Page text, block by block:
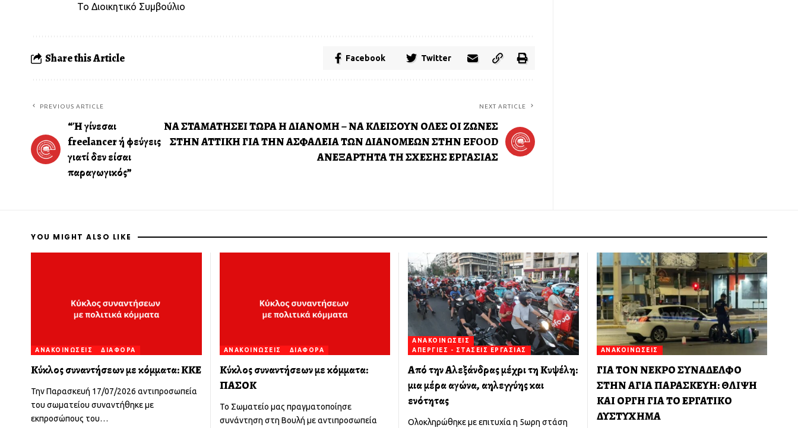
Το Διοικητικό Συμβούλιο
Share this Article Facebook Twitter
PREVIOUS ARTICLE
“Ή γίνεσαι
freelancer ή φεύγεις
γιατί δεν είσαι
παραγωγικός”
NEXT ARTICLE
ΝΑ ΣΤΑΜΑΤΗΣΕΙ ΤΩΡΑ Η ΔΙΑΝΟΜΗ – ΝΑ ΚΛΕΙΣΟΥΝ ΟΛΕΣ ΟΙ ΖΩΝΕΣ
ΣΤΗΝ ΑΤΤΙΚΗ ΓΙΑ ΤΗΝ ΑΣΦΑΛΕΙΑ ΤΩΝ ΔΙΑΝΟΜΕΩΝ ΣΤΗΝ EFOOD
ΑΝΕΞΑΡΤΗΤΑ ΤΗ ΣΧΕΣΗΣ ΕΡΓΑΣΙΑΣ
YOU MIGHT ALSO LIKE
ΑΝΑΚΟΙΝΏΣΕΙΣ ΔΙΆΦΟΡΑ
Κύκλος συναντήσεων με κόμματα: ΚΚΕ
Την Παρασκευή 17/07/2026 αντιπροσωπεία
του σωματείου συναντήθηκε με
εκπροσώπους του…
ΑΝΑΚΟΙΝΏΣΕΙΣ ΔΙΆΦΟΡΑ
Κύκλος συναντήσεων με κόμματα:
ΠΑΣΟΚ
Το Σωματείο μας πραγματοποίησε
συνάντηση στη Βουλή με αντιπροσωπεία
ΑΝΑΚΟΙΝΏΣΕΙΣ
ΑΠΕΡΓΊΕΣ - ΣΤΆΣΕΙΣ ΕΡΓΑΣΊΑΣ
Από την Αλεξάνδρας μέχρι τη Κυψέλη:
μια μέρα αγώνα, αλληλεγγύης και
ενότητας
Ολοκληρώθηκε με επιτυχία η 5ωρη στάση
ΑΝΑΚΟΙΝΏΣΕΙΣ
ΓΙΑ ΤΟΝ ΝΕΚΡΟ ΣΥΝΑΔΕΛΦΟ
ΣΤΗΝ ΑΓΙΑ ΠΑΡΑΣΚΕΥΗ: ΘΛΙΨΗ
ΚΑΙ ΟΡΓΗ ΓΙΑ ΤΟ ΕΡΓΑΤΙΚΟ
ΔΥΣΤΥΧΗΜΑ